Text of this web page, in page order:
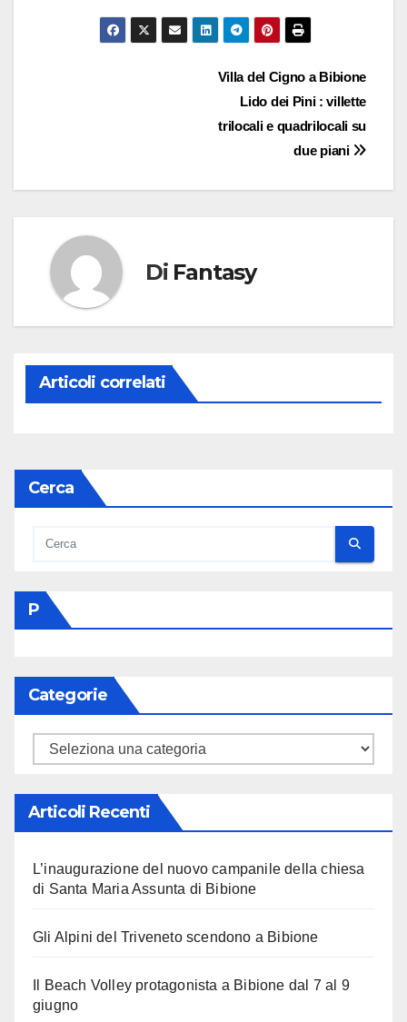
Villa del Cigno a Bibione
Lido dei Pini : villette
trilocali e quadrilocali su
due piani
Di Fantasy
Articoli correlati
Cerca
P
Categorie
Categorie
Articoli Recenti
L’inaugurazione del nuovo campanile della chiesa
di Santa Maria Assunta di Bibione
Gli Alpini del Triveneto scendono a Bibione
Il Beach Volley protagonista a Bibione dal 7 al 9
giugno